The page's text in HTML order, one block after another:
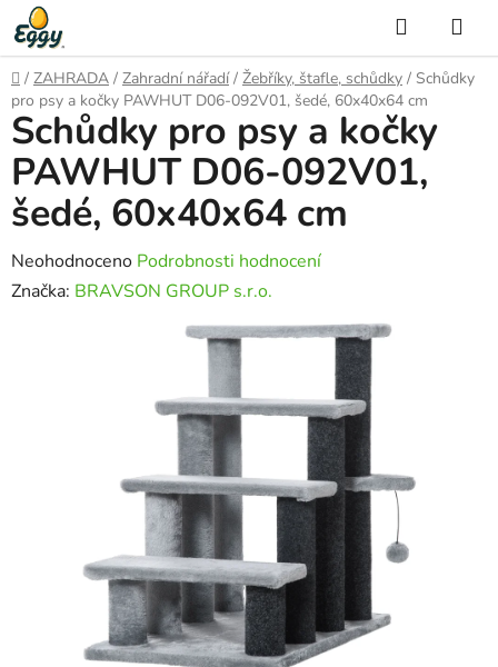
Přejít
na
obsah
Hledat
Domů
/ ZAHRADA / Zahradní nářadí / Žebříky, štafle, schůdky / Schůdky
pro psy a kočky PAWHUT D06-092V01, šedé, 60x40x64 cm
Schůdky pro psy a kočky
PAWHUT D06-092V01,
šedé, 60x40x64 cm
Průměrné
hodnocení
Neohodnoceno Podrobnosti hodnocení
Značka: BRAVSON GROUP s.r.o.